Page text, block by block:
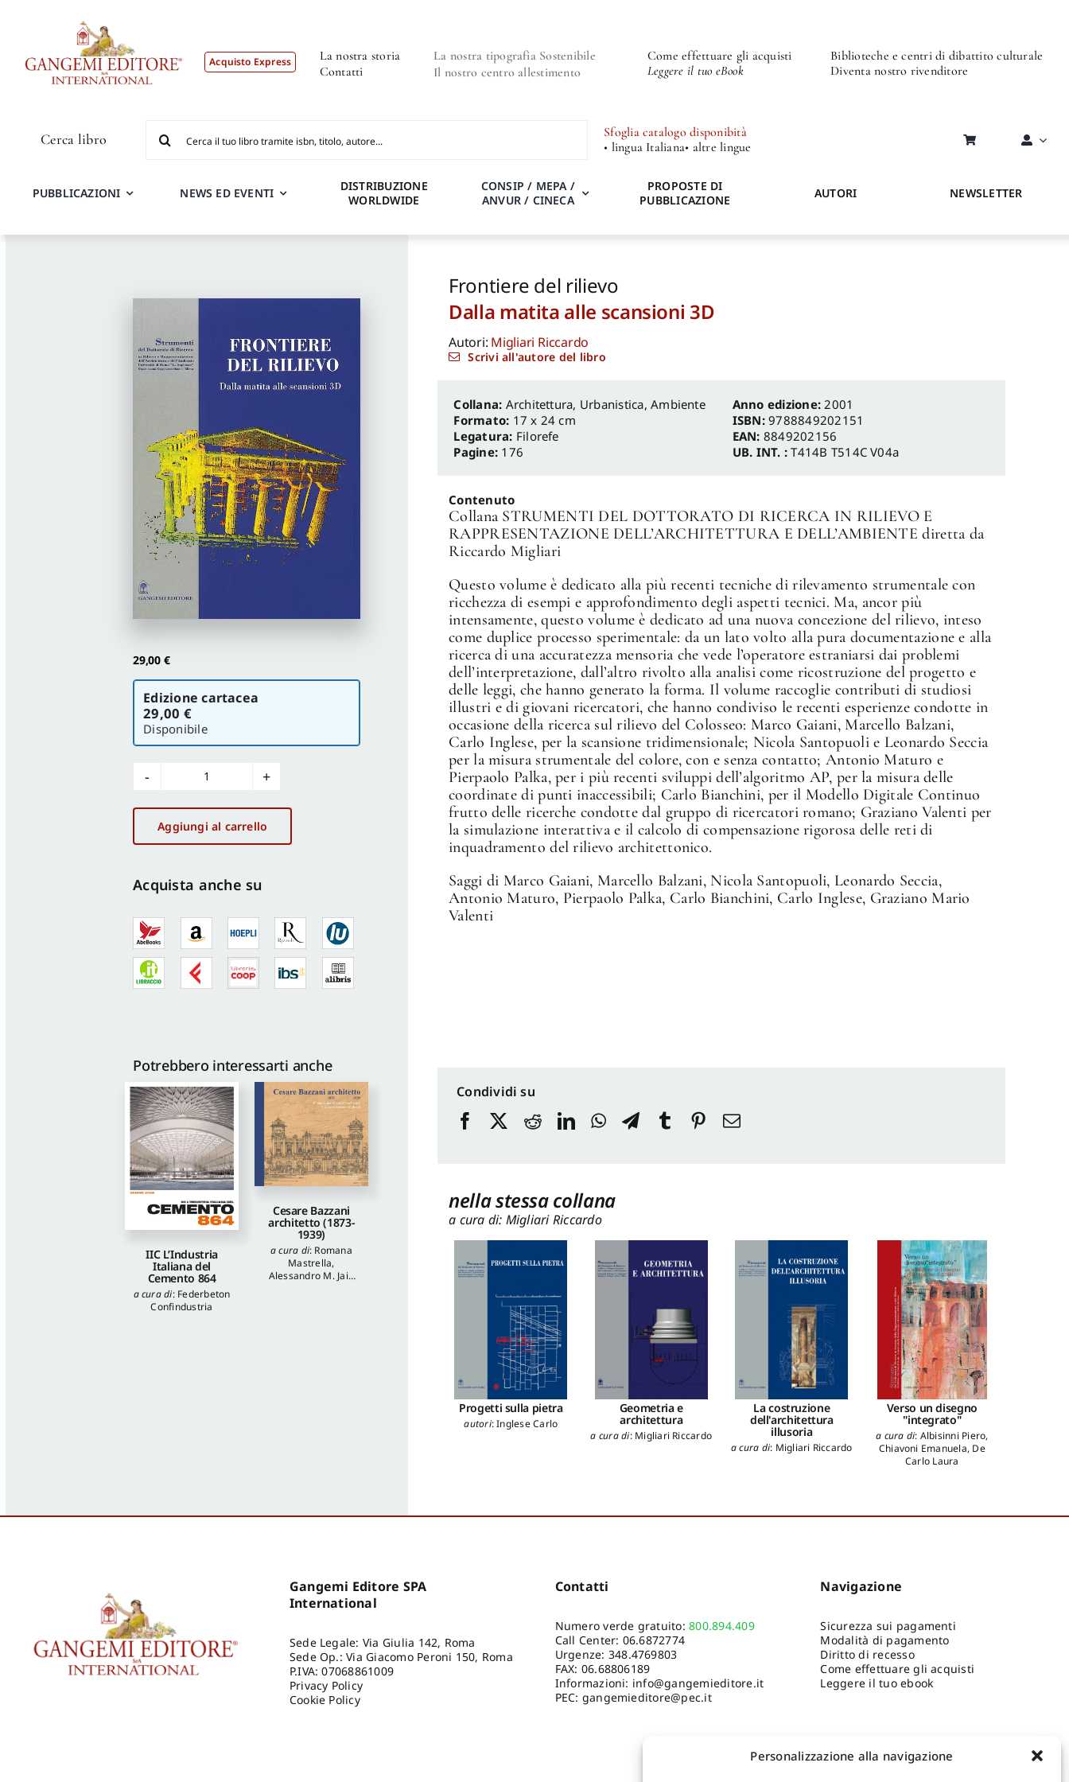
Personalizzazione alla navigazione
Acquisto Express
La nostra storia
Contatti
La nostra tipografia Sostenibile
Il nostro centro allestimento
Come effettuare gli acquisti
Leggere il tuo eBook
Biblioteche e centri di dibattito culturale
Diventa nostro rivenditore
Cerca libro
per:
Sfoglia catalogo disponibità
• lingua Italiana• altre lingue
PUBBLICAZIONI NEWS ED EVENTI
DISTRIBUZIONE
WORLDWIDE
CONSIP / MEPA /
ANVUR / CINECA
PROPOSTE DI
PUBBLICAZIONE
AUTORI NEWSLETTER
29,00 €
Scegli
versione
Edizione cartacea
29,00 €
Disponibile
Frontiere
del
rilievo
quantità
Aggiungi al carrello
Acquista anche su
Potrebbero interessarti anche
IIC L’Industria
Italiana del
Cemento 864
a cura di: Federbeton
Confindustria
Cesare Bazzani
architetto (1873-
1939)
a cura di: Romana
Mastrella,
Alessandro M. Jaia
Frontiere del rilievo
Dalla matita alle scansioni 3D
Autori: Migliari Riccardo
Scrivi all'autore del libro
Architettura, Urbanistica, Ambiente
Formato: 17 x 24 cm
Legatura: Filorefe
Pagine: 176
Anno edizione: 2001
ISBN:9788849202151
EAN: 8849202156
UB. INT. :T414B T514C V04a
Contenuto
Collana STRUMENTI DEL DOTTORATO DI RICERCA IN RILIEVO E
RAPPRESENTAZIONE DELL’ARCHITETTURA E DELL’AMBIENTE diretta da
Riccardo Migliari
Questo volume è dedicato alla più recenti tecniche di rilevamento strumentale con
ricchezza di esempi e approfondimento degli aspetti tecnici. Ma, ancor più
intensamente, questo volume è dedicato ad una nuova concezione del rilievo, inteso
come duplice processo sperimentale: da un lato volto alla pura documentazione e alla
ricerca di una accuratezza mensoria che vede l’operatore estraniarsi dai problemi
dell’interpretazione, dall’altro rivolto alla analisi come ricostruzione del progetto e
delle leggi, che hanno generato la forma. Il volume raccoglie contributi di studiosi
illustri e di giovani ricercatori, che hanno condiviso le recenti esperienze condotte in
occasione della ricerca sul rilievo del Colosseo: Marco Gaiani, Marcello Balzani,
Carlo Inglese, per la scansione tridimensionale; Nicola Santopuoli e Leonardo Seccia
per la misura strumentale del colore, con e senza contatto; Antonio Maturo e
Pierpaolo Palka, per i più recenti sviluppi dell’algoritmo AP, per la misura delle
coordinate di punti inaccessibili; Carlo Bianchini, per il Modello Digitale Continuo
frutto delle ricerche condotte dal gruppo di ricercatori romano; Graziano Valenti per
la simulazione interattiva e il calcolo di compensazione rigorosa delle reti di
inquadramento del rilievo architettonico.
Saggi di Marco Gaiani, Marcello Balzani, Nicola Santopuoli, Leonardo Seccia,
Antonio Maturo, Pierpaolo Palka, Carlo Bianchini, Carlo Inglese, Graziano Mario
Valenti
Condividi su
nella stessa collana
a cura di: Migliari Riccardo
Progetti sulla pietra
autori:Inglese Carlo
Geometria e
architettura
a cura di: Migliari Riccardo
La costruzione
dell'architettura
illusoria
a cura di: Migliari Riccardo
Verso un disegno
"integrato"
a cura di: Albisinni Piero,
Chiavoni Emanuela, De
Carlo Laura
Gangemi Editore SPA
International
Sede Legale: Via Giulia 142, Roma
Sede Op.: Via Giacomo Peroni 150, Roma
P.IVA: 07068861009
Privacy Policy
Cookie Policy
Contatti
Numero verde gratuito:800.894.409
Call Center: 06.6872774
Urgenze: 348.4769803
FAX: 06.68806189
Informazioni: info@gangemieditore.it
PEC: gangemieditore@pec.it
Navigazione
Sicurezza sui pagamenti
Modalità di pagamento
Diritto di recesso
Come effettuare gli acquisti
Leggere il tuo ebook